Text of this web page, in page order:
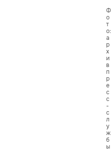
Ф
о
т
о:
а
р
х
и
в
п
р
е
с
с
-
с
л
у
ж
б
ы